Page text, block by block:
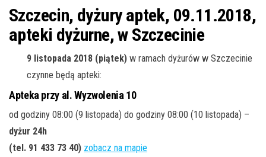
ę
Szczecin, dyżury aptek, 09.11.2018,
apteki dyżurne, w Szczecinie
9 listopada 2018 (piątek) w ramach dyżurów w Szczecinie
czynne będą apteki:
Apteka przy al. Wyzwolenia 10
od godziny 08:00 (9 listopada) do godziny 08:00 (10 listopada) –
dyżur 24h
(tel. 91 433 73 40) zobacz na mapie